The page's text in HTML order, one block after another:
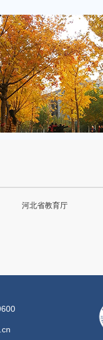
河北省教育厅